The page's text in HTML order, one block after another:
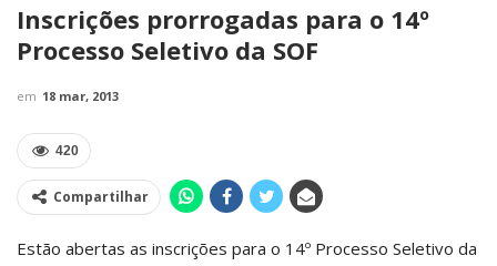
Inscrições prorrogadas para o 14º
Processo Seletivo da SOF
em 18 mar, 2013
420
Compartilhar
Estão abertas as inscrições para o 14º Processo Seletivo da